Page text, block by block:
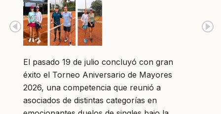
El pasado 19 de julio concluyó con gran
éxito el Torneo Aniversario de Mayores
2026, una competencia que reunió a
asociados de distintas categorías en